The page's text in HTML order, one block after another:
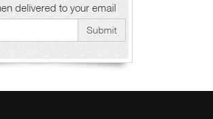
delivered to your email
Submit